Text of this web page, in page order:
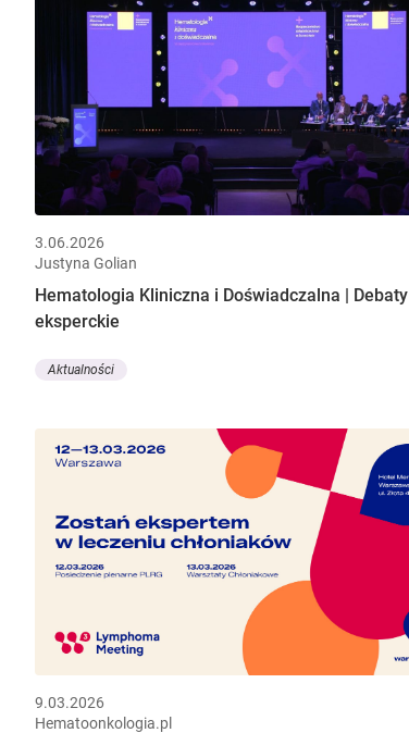
3.06.2026
Justyna Golian
Hematologia Kliniczna i Doświadczalna | Debaty
eksperckie
Aktualności
9.03.2026
Hematoonkologia.pl